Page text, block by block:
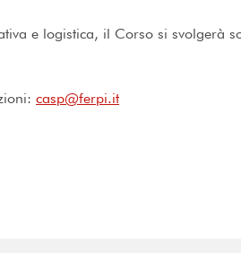
e logistica, il Corso si svolgerà
casp@ferpi.it